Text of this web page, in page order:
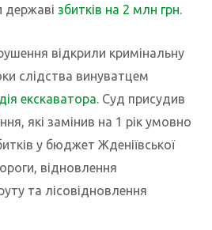
державі збитків на 2 млн грн.
відкрили кримінальну
слідства винуватцем
екскаватора. Суд присудив
які замінив на 1 рік умовно
у бюджет Жденіївської
відновлення
та лісовідновлення